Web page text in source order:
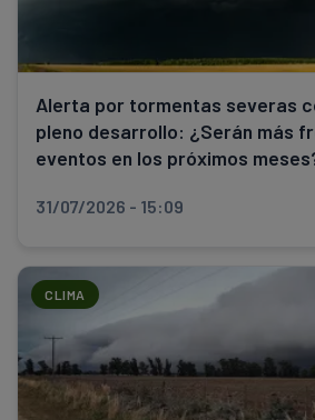
Alerta por tormentas severas
pleno desarrollo: ¿Serán más
eventos en los próximos
31/07/2026 - 15:09
CLIMA